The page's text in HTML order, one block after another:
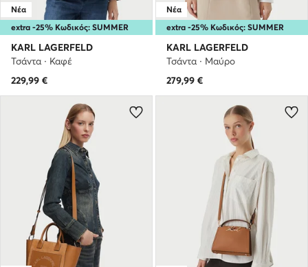
extra -25% Κωδικός: SUMMER
Νέα
KARL LAGERFELD
Τσάντα · Καφέ
229,99 €
extra -25% Κωδικός: SUMMER
Νέα
KARL LAGERFELD
Τσάντα · Μαύρο
279,99 €